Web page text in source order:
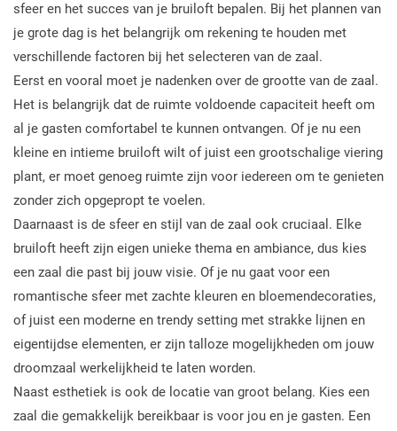
sfeer en het succes van je bruiloft bepalen. Bij het plannen van
je grote dag is het belangrijk om rekening te houden met
verschillende factoren bij het selecteren van de zaal.
Eerst en vooral moet je nadenken over de grootte van de zaal.
Het is belangrijk dat de ruimte voldoende capaciteit heeft om
al je gasten comfortabel te kunnen ontvangen. Of je nu een
kleine en intieme bruiloft wilt of juist een grootschalige viering
plant, er moet genoeg ruimte zijn voor iedereen om te genieten
zonder zich opgepropt te voelen.
Daarnaast is de sfeer en stijl van de zaal ook cruciaal. Elke
bruiloft heeft zijn eigen unieke thema en ambiance, dus kies
een zaal die past bij jouw visie. Of je nu gaat voor een
romantische sfeer met zachte kleuren en bloemendecoraties,
of juist een moderne en trendy setting met strakke lijnen en
eigentijdse elementen, er zijn talloze mogelijkheden om jouw
droomzaal werkelijkheid te laten worden.
Naast esthetiek is ook de locatie van groot belang. Kies een
zaal die gemakkelijk bereikbaar is voor jou en je gasten. Een